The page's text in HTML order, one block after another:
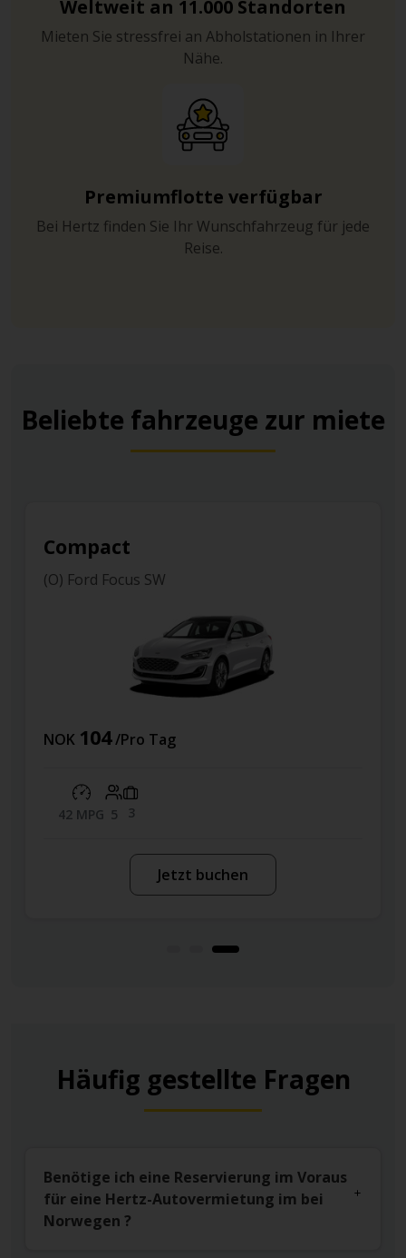
Weltweit an 11.000 Standorten
Mieten Sie stressfrei an Abholstationen in Ihrer
Nähe.
Premiumflotte verfügbar
Bei Hertz finden Sie Ihr Wunschfahrzeug für jede
Reise.
Beliebte fahrzeuge zur miete
Compact
(O) Ford Focus SW
NOK104 /Pro Tag
42 MPG 5
Jetzt buchen
Häufig gestellte Fragen
Benötige ich eine Reservierung im Voraus
für eine Hertz-Autovermietung im bei
Norwegen ?